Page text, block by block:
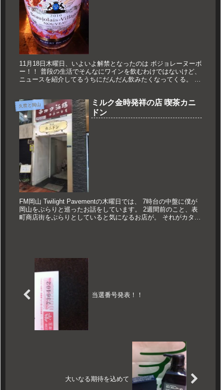
11月18日木曜日、いよいよ解禁となったのは ボジョレーヌーボ
ー！！ 普段の生活でそんなにワインを飲むわけではないけど、
ニュースを紹介してるうちにだんだん飲みたくなってくる。 ん
久世と岡山
ミルク金時発祥の店 喫茶カニ
ドン
FM岡山 Twilight Pavementの木曜日では、 7時台の中盤に僕が
岡山をぶらりと巡ったお話をしています。 2週間前のこと、表
町商店街をぶらりとしていると気になるお店が。 それがカタカ
当選番号発表！！
大いなる期待を込めて